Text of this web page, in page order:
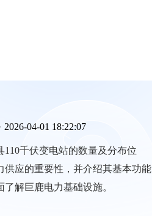
2026-04-01 18:22:07
110千伏变电站的数量及分布位
供应的重要性，并介绍其基本功能
解巨鹿电力基础设施。